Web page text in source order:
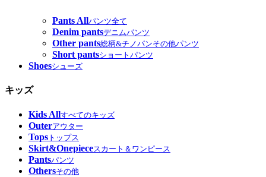
Pants Allパンツ全て
Denim pantsデニムパンツ
Other pants総柄&チノパンその他パンツ
Short pantsショートパンツ
Shoesシューズ
キッズ
Kids Allすべてのキッズ
Outerアウター
Tops トップス
Skirt&Onepieceスカート＆ワンピース
Pantsパンツ
Othersその他